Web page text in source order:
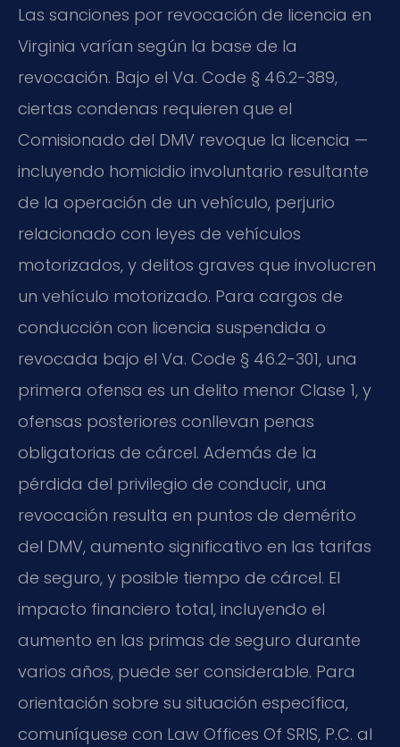
Las sanciones por revocación de licencia en
Virginia varían según la base de la
revocación. Bajo el Va. Code § 46.2-389,
ciertas condenas requieren que el
Comisionado del DMV revoque la licencia —
incluyendo homicidio involuntario resultante
de la operación de un vehículo, perjurio
relacionado con leyes de vehículos
motorizados, y delitos graves que involucren
un vehículo motorizado. Para cargos de
conducción con licencia suspendida o
revocada bajo el Va. Code § 46.2-301, una
primera ofensa es un delito menor Clase 1, y
ofensas posteriores conllevan penas
obligatorias de cárcel. Además de la
pérdida del privilegio de conducir, una
revocación resulta en puntos de demérito
del DMV, aumento significativo en las tarifas
de seguro, y posible tiempo de cárcel. El
impacto financiero total, incluyendo el
aumento en las primas de seguro durante
varios años, puede ser considerable. Para
orientación sobre su situación específica,
comuníquese con Law Offices Of SRIS, P.C. al